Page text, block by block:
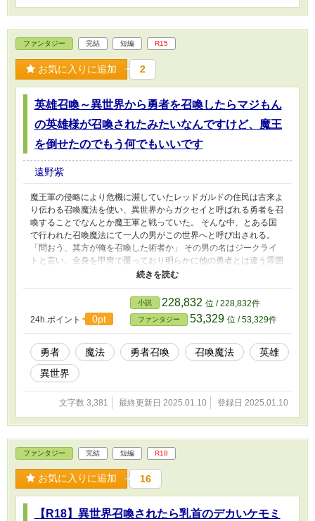
ことかその道中でミラと出会ってしまった。 ゲームとは全く違う
の世界でありつつもアルストそのものでは無いことを理解する。
そしてミラとの出会いを皮切りに、里奈はゲーム内には存在しなか
った数々の事件に巻き込まれていくのだった。
ファンタジー 完結 短編 R15
お気に入りに追加 2
英雄召喚～異世界から勇者を召喚したらマジもん
の英雄様が召喚されたみたいなんですけど、魔王
を倒せたのでもう何でもいいです
遠野紫
魔王軍の侵略により危機に瀕していたレッドガルドの住民は古来よ
り伝わる召喚魔法を使い、異世界からガクセイと呼ばれる勇者を召
喚することでなんとか魔王軍と戦っていた。 そんな中、とある国
で行われた召喚魔法にて一人の男がこの世界へと呼び出される。
「問おう、其方が俺を召喚した術者か」 その男の名はジークライ
トと言い、全身を甲冑で覆っており明らかに他の勇者とは違う雰囲
気を纏っていた。 それもそのはずである。何故なら彼はフランク
24h.ポイント 0pt
小説 228,832 位 / 228,832件
ファンタジー 53,329 位 / 53,329件
勇者 魔法 勇者召喚 召喚魔法
英雄
異世界
文字数 3,381 最終更新日 2025.01.10 登録日 2025.01.10
ファンタジー 完結 短編 R18
お気に入りに追加 16
【R18】異世界召喚されたら乳首のデカいケモミ